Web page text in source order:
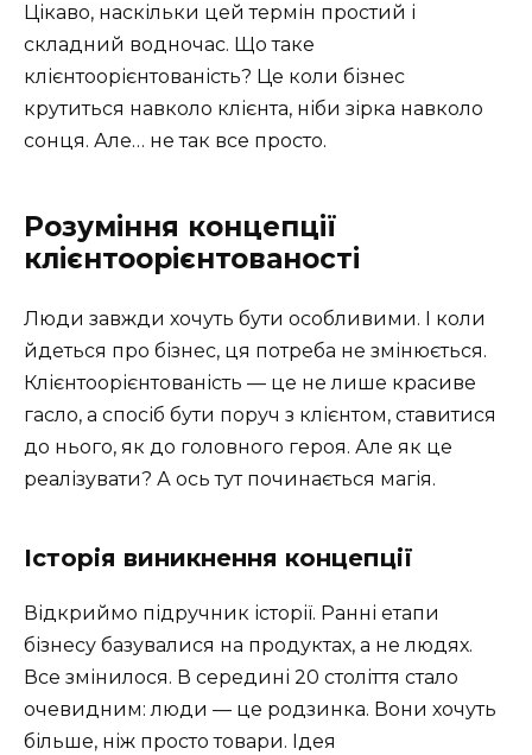
Цікаво, наскільки цей термін простий і
складний водночас. Що таке
клієнтоорієнтованість? Це коли бізнес
крутиться навколо клієнта, ніби зірка навколо
сонця. Але… не так все просто.
Розуміння концепції
клієнтоорієнтованості
Люди завжди хочуть бути особливими. І коли
йдеться про бізнес, ця потреба не змінюється.
Клієнтоорієнтованість — це не лише красиве
гасло, а спосіб бути поруч з клієнтом, ставитися
до нього, як до головного героя. Але як це
реалізувати? А ось тут починається магія.
Історія виникнення концепції
Відкриймо підручник історії. Ранні етапи
бізнесу базувалися на продуктах, а не людях.
Все змінилося. В середині 20 століття стало
очевидним: люди — це родзинка. Вони хочуть
більше, ніж просто товари. Ідея